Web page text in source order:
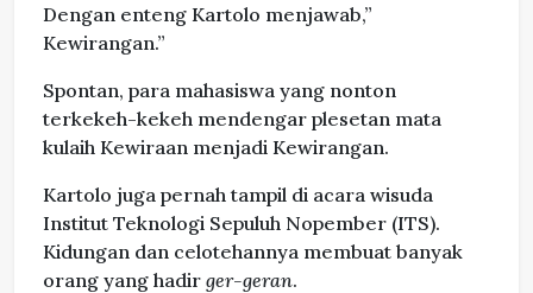
Dengan enteng Kartolo menjawab,”
Kewirangan.”
Spontan, para mahasiswa yang nonton
terkekeh-kekeh mendengar plesetan mata
kulaih Kewiraan menjadi Kewirangan.
Kartolo juga pernah tampil di acara wisuda
Institut Teknologi Sepuluh Nopember (ITS).
Kidungan dan celotehannya membuat banyak
orang yang hadir ger-geran.